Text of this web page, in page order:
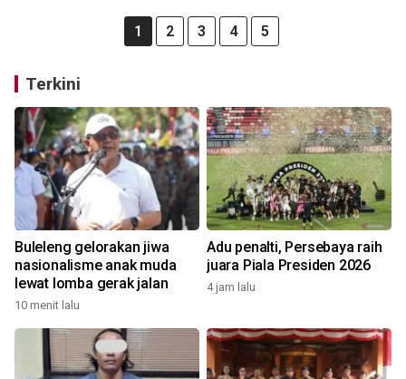
1 2 3 4 5
Terkini
Buleleng gelorakan jiwa
nasionalisme anak muda
lewat lomba gerak jalan
10 menit lalu
Adu penalti, Persebaya raih
juara Piala Presiden 2026
4 jam lalu